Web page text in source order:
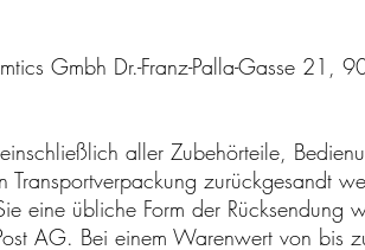
Gmbh Dr.-Franz-Palla-Gasse 21,
aller Zubehörteile,
zurückgesandt
eine übliche Form der Rücksendung
AG. Bei einem Warenwert von bis